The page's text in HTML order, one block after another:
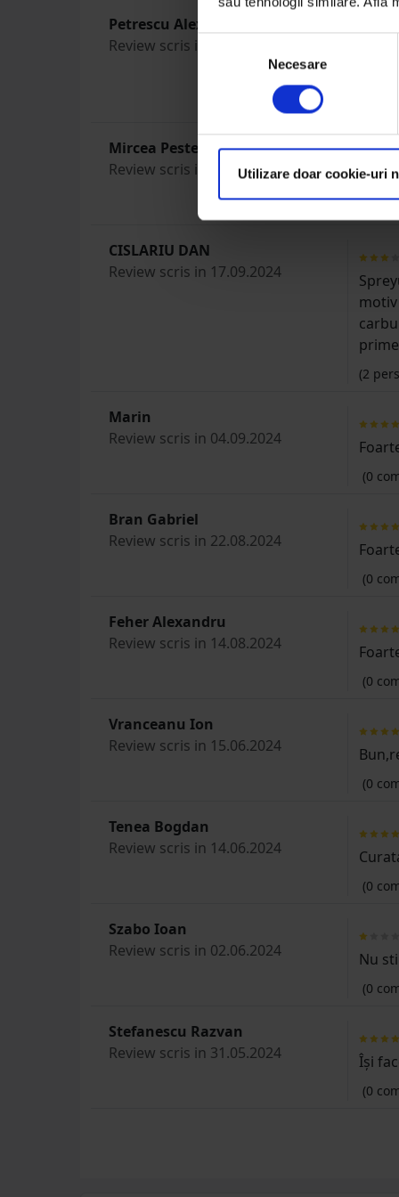
consimțământului
Necesare
Utilizare doar cookie-uri
Petrescu Alex
Review scris in 16.09.2025
am
las
Mircea Pestean
Review scris in 19.08.2025
Lipsa
CISLARIU DAN
Review scris in 17.09.2024
(2
Marin
Review scris in 04.09.2024
(0
Bran Gabriel
Review scris in 22.08.2024
(0
Feher Alexandru
Review scris in 14.08.2024
(0
Vranceanu Ion
Review scris in 15.06.2024
(0
Tenea Bogdan
Review scris in 14.06.2024
(0
Szabo Ioan
Review scris in 02.06.2024
Nu
(0
Stefanescu Razvan
Review scris in 31.05.2024
Își
(0